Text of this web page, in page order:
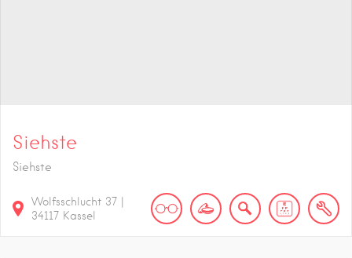
Siehste
Siehste
Wolfsschlucht 37
34117 Kassel